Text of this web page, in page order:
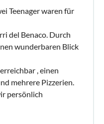
Teenager waren für
del Benaco. Durch
wunderbaren Blick
, einen
mehrere Pizzerien.
persönlich